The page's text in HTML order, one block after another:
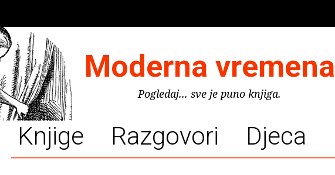
Moderna vremena
Pogledaj... sve je puno knjiga.
Knjige Razgovori Djeca